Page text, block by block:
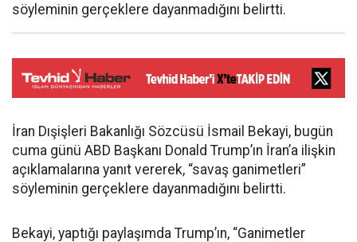
söyleminin gerçeklere dayanmadığını belirtti.
İran Dışişleri Bakanlığı Sözcüsü İsmail Bekayi, bugün
cuma günü ABD Başkanı Donald Trump’ın İran’a ilişkin
açıklamalarına yanıt vererek, “savaş ganimetleri”
söyleminin gerçeklere dayanmadığını belirtti.
Bekayi, yaptığı paylaşımda Trump’ın, “Ganimetler